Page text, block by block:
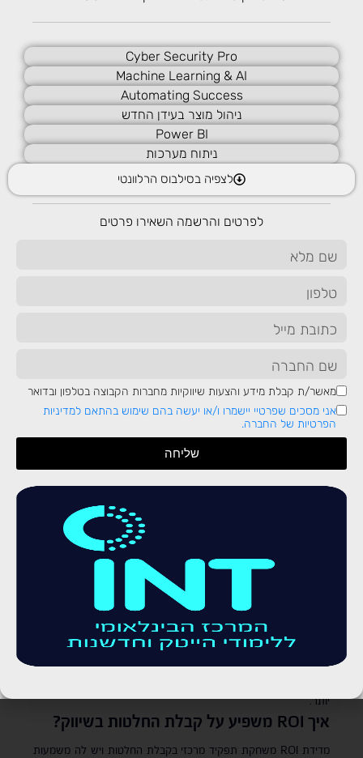
ל-ROI טוב אין ערך מוחלט. זה תלוי במטרה של הפעולה השיווקית
וגם בסוג העסק ובציפיות שלו. אמנם ROI גבוה מעיד על השקעה
עשוי להיות מצוין עבור עסק קטן שמחפש להימנע מהוצאות מיותרות,
להיות פחות מרשים. ככל שה-ROI גבוה יותר, כך מדובר בהשקעה
משתלמת יותר. יחד עם זה חשוב לזכור שההשקעה לא תמיד נמדדת
מושלמים
אנחנו פשוט מחפשים חשיפה למותג, סקרנות ושיתוף תכנים, דבר
לתרגם להחלטות:
באיזו פלטפורמה קיבלנו את החזר ההשקעה הכי גבוה?
פייסבוק? גוגל? אולי יוטיוב?
איזו גרסה של אתר גרמה לגולשים לבצע רכישה דרך
מרבית הקמפיינים מתחילים כקמפיינים רחבים – קהל גדול,
פלטפורמות מגוונות, כמות גדולה של מודעות. ה-ROI יכול לענות לנו
על שאלות אלה ונוספות, ולדייק לנו את הקמפיינים, כך שבמקום
להפעיל 5 מודעות שונות בפלטפורמות מגוונות ועם קריאייטיב שונה,
יותר.
איך משפיע על קבלת החלטות בשיווק?
מדידת ROI משחקת תפקיד מרכזי בקבלת החלטות ויש לה משמעות
Cyber Security Pro
Machine Learning & AI
Automating Success
ניהול מוצר בעידן החדש
Power BI
ניתוח מערכות
לצפיה בסילבוס הרלוונטי
לפרטים והרשמה השאירו פרטים
מאשר/ת קבלת מידע והצעות שיווקיות מחברות הקבוצה בטלפון ובדואר
אני מסכים שפרטיי יישמרו ו/או יעשה בהם שימוש בהתאם למדיניות
הפרטיות של החברה.
שליחה